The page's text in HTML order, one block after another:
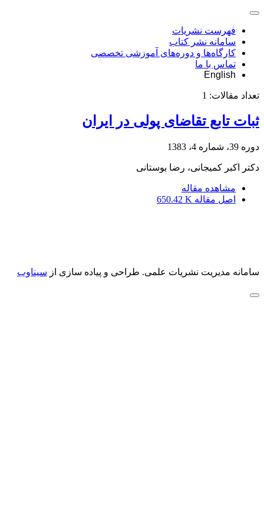
فهرست نشریات
سامانه نشر کتاب
کارگاه‌ها و دوره‌های آموزشی تخصصی
تماس با ما
English
تعداد مقالات: 1
ثبات تابع تقاضای پولی در ایران
دوره 39، شماره 4، 1383
دکتر اکبر کمیجانى، رضا بوستانى
مشاهده مقاله
اصل مقاله 650.42 K
سامانه مدیریت نشریات علمی. طراحی و پیاده سازی از سیناوب